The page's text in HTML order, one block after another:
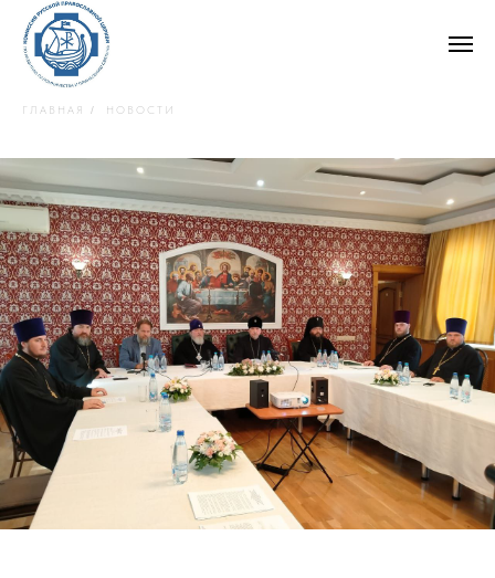
ГЛАВНАЯ / НОВОСТИ